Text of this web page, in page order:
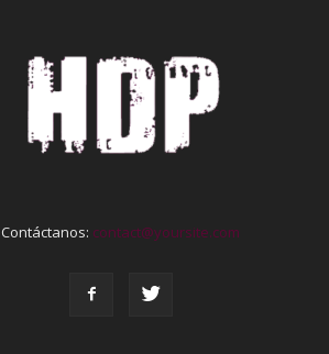
Contáctanos: contact@yoursite.com